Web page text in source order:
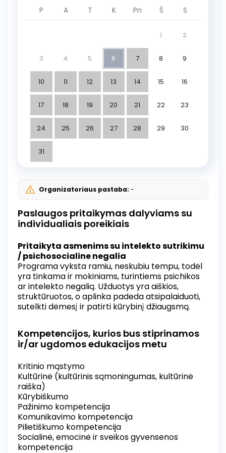
P A T K Pn Š S
1 2
3 4 5 6 7 8 9
10 11 12 13 14 15 16
17 18 19 20 21 22 23
24 25 26 27 28 29 30
31
Organizatoriaus pastaba: -
Paslaugos pritaikymas dalyviams su
individualiais poreikiais
Pritaikyta asmenims su intelekto sutrikimu
/ psichosocialine negalia
Programa vyksta ramiu, neskubiu tempu, todėl
yra tinkama ir mokiniams, turintiems psichikos
ar intelekto negalią. Užduotys yra aiškios,
struktūruotos, o aplinka padeda atsipalaiduoti,
sutelkti dėmesį ir patirti kūrybinį džiaugsmą.
Kompetencijos, kurios bus stiprinamos
ir/ar ugdomos edukacijos metu
Kritinio mąstymo
Kultūrinė (kultūrinis sąmoningumas, kultūrinė
raiška)
Kūrybiškumo
Pažinimo kompetencija
Komunikavimo kompetencija
Pilietiškumo kompetencija
Socialinė, emocinė ir sveikos gyvensenos
kompetencija